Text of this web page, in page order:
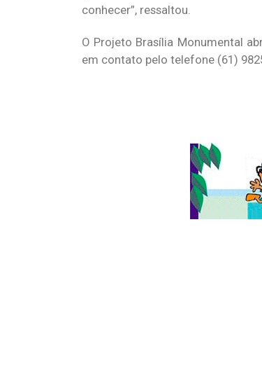
conhecer”, ressaltou.
O Projeto Brasília Monumental
em contato pelo telefone (61)